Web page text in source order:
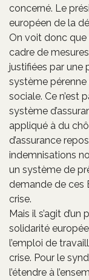
concerné. Le
européen de la
On voit donc
cadre de
justifiées par une
système pérenne
sociale. Ce n’est
système
appliqué à du
d’assurance
indemnisations
un système de
demande de ces
crise.
Mais il s’agit
solidarité
l’emploi de
crise. Pour le
l’étendre à